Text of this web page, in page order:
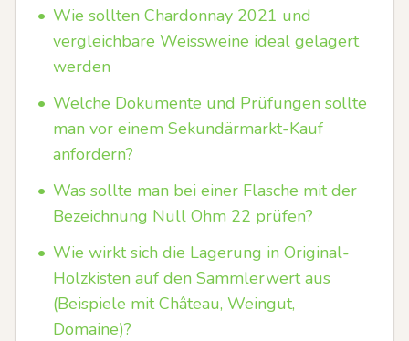
• Wie sollten Chardonnay 2021 und
vergleichbare Weissweine ideal gelagert
werden
• Welche Dokumente und Prüfungen sollte
man vor einem Sekundärmarkt-Kauf
anfordern?
• Was sollte man bei einer Flasche mit der
Bezeichnung Null Ohm 22 prüfen?
• Wie wirkt sich die Lagerung in Original-
Holzkisten auf den Sammlerwert aus
(Beispiele mit Château, Weingut,
Domaine)?